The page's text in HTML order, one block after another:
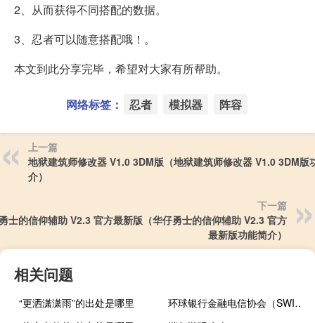
2、从而获得不同搭配的数据。
3、忍者可以随意搭配哦！。
本文到此分享完毕，希望对大家有所帮助。
网络标签： 忍者 模拟器 阵容
上一篇
地狱建筑师修改器 V1.0 3DM版（地狱建筑师修改器 V1.0 3DM版
介）
下一篇
士的信仰辅助 V2.3 官方最新版（华仔勇士的信仰辅助 V2.3 官方
最新版功能简介）
相关问题
“更洒潇潇雨”的出处是哪里
环球银行金融电信协会（SWIFT）数据显示人民币国际支付份额8月升至创出纪录新高的3.47%国际排名维持全球第五